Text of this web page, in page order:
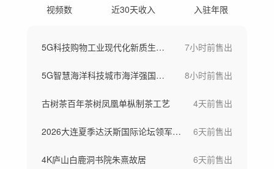
视频数 近30天收入 入驻年限
5G科技购物工业现代化新质生产力 7小时前售出
5G智慧海洋科技城市海洋强国素材 8小时前售出
古树茶百年茶树凤凰单枞制茶工艺 4天前售出
2026大连夏季达沃斯国际论坛领军者年会 6天前售出
4K庐山白鹿洞书院朱熹故居 6天前售出